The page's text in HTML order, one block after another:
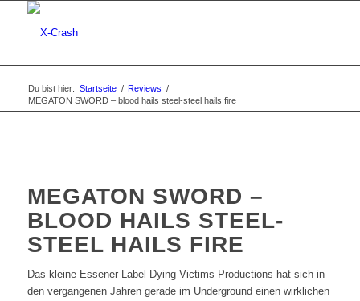
Du bist hier: Startseite / Reviews /
MEGATON SWORD – blood hails steel-steel hails fire
MEGATON SWORD –
BLOOD HAILS STEEL-
STEEL HAILS FIRE
Das kleine Essener Label Dying Victims Productions hat sich in
den vergangenen Jahren gerade im Underground einen wirklichen